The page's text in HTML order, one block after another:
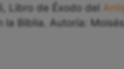
Libro de Éxodo del
la Biblia. Autoría: Moisés.